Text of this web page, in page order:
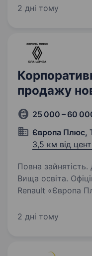
Ви отримаєте
2 дні тому
продажу
25 000 – 60
Європа Плюс,
3,5 км від
Повна зайнятість.
Вища освіта. Офіційний Дилерський центр
Renault «Європа
Ми стабільно
2 дні тому